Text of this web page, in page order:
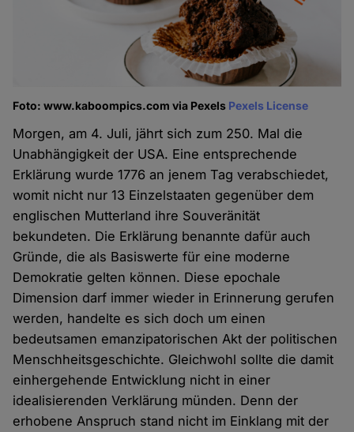
Foto: www.kaboompics.com via Pexels Pexels License
Morgen, am 4. Juli, jährt sich zum 250. Mal die
Unabhängigkeit der USA. Eine entsprechende
Erklärung wurde 1776 an jenem Tag verabschiedet,
womit nicht nur 13 Einzelstaaten gegenüber dem
englischen Mutterland ihre Souveränität
bekundeten. Die Erklärung benannte dafür auch
Gründe, die als Basiswerte für eine moderne
Demokratie gelten können. Diese epochale
Dimension darf immer wieder in Erinnerung gerufen
werden, handelte es sich doch um einen
bedeutsamen emanzipatorischen Akt der politischen
Menschheitsgeschichte. Gleichwohl sollte die damit
einhergehende Entwicklung nicht in einer
idealisierenden Verklärung münden. Denn der
erhobene Anspruch stand nicht im Einklang mit der